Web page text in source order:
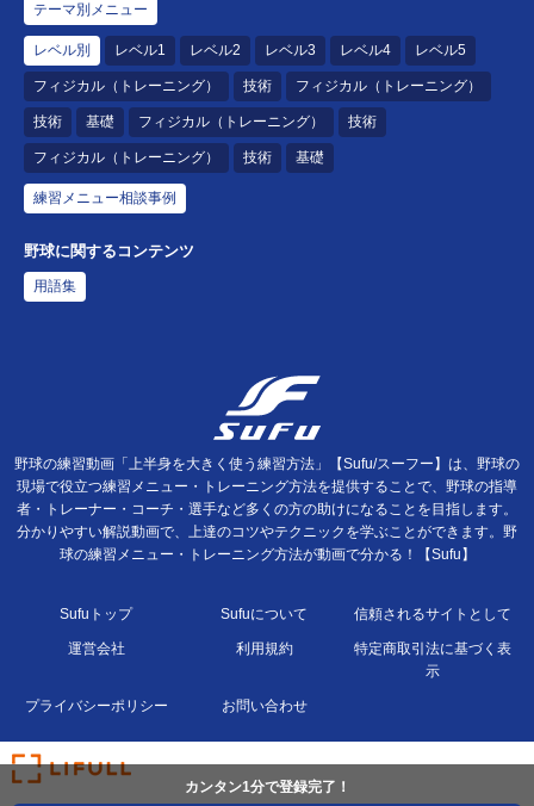
テーマ別メニュー
レベル別 レベル1 レベル2 レベル3 レベル4 レベル5
フィジカル（トレーニング） 技術 フィジカル（トレーニング）
技術 基礎 フィジカル（トレーニング） 技術
フィジカル（トレーニング） 技術 基礎
練習メニュー相談事例
野球に関するコンテンツ
用語集
カンタン1分で登録完了！
野球の練習動画「上半身を大きく使う練習方法」【Sufu/スーフー】は、野球の
現場で役立つ練習メニュー・トレーニング方法を提供することで、野球の指導
者・トレーナー・コーチ・選手など多くの方の助けになることを目指します。
分かりやすい解説動画で、上達のコツやテクニックを学ぶことができます。野
球の練習メニュー・トレーニング方法が動画で分かる！【Sufu】
Sufuトップ Sufuについて 信頼されるサイトとして
運営会社 利用規約
特定商取引法に基づく表
示
プライバシーポリシー お問い合わせ